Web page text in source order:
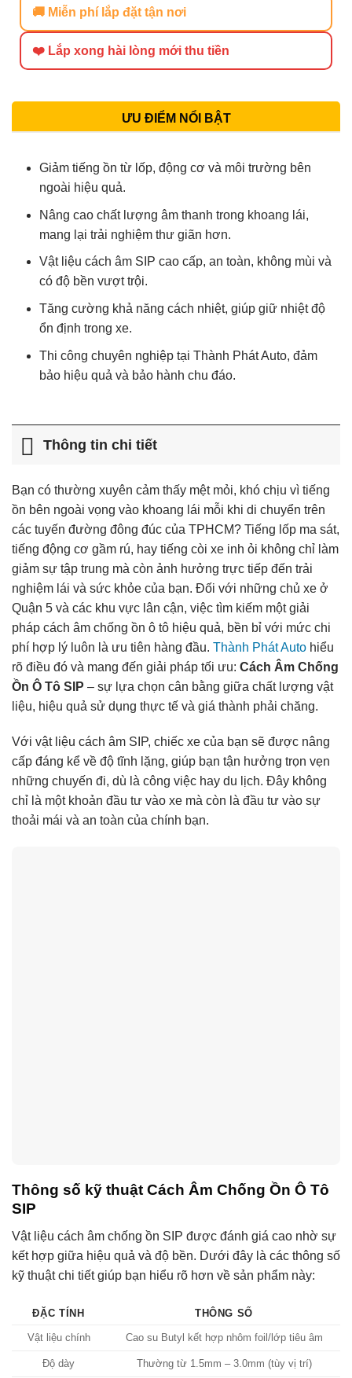
🚚 Miễn phí lắp đặt tận nơi
❤️ Lắp xong hài lòng mới thu tiền
ƯU ĐIỂM NỔI BẬT
Giảm tiếng ồn từ lốp, động cơ và môi trường bên
ngoài hiệu quả.
Nâng cao chất lượng âm thanh trong khoang lái,
mang lại trải nghiệm thư giãn hơn.
Vật liệu cách âm SIP cao cấp, an toàn, không mùi và
có độ bền vượt trội.
Tăng cường khả năng cách nhiệt, giúp giữ nhiệt độ
ổn định trong xe.
Thi công chuyên nghiệp tại Thành Phát Auto, đảm
bảo hiệu quả và bảo hành chu đáo.
Thông tin chi tiết
Bạn có thường xuyên cảm thấy mệt mỏi, khó chịu vì tiếng
ồn bên ngoài vọng vào khoang lái mỗi khi di chuyển trên
các tuyến đường đông đúc của TPHCM? Tiếng lốp ma sát,
tiếng động cơ gầm rú, hay tiếng còi xe inh ỏi không chỉ làm
giảm sự tập trung mà còn ảnh hưởng trực tiếp đến trải
nghiệm lái và sức khỏe của bạn. Đối với những chủ xe ở
Quận 5 và các khu vực lân cận, việc tìm kiếm một giải
pháp cách âm chống ồn ô tô hiệu quả, bền bỉ với mức chi
phí hợp lý luôn là ưu tiên hàng đầu. Thành Phát Auto hiểu
rõ điều đó và mang đến giải pháp tối ưu: Cách Âm Chống
Ồn Ô Tô SIP – sự lựa chọn cân bằng giữa chất lượng vật
liệu, hiệu quả sử dụng thực tế và giá thành phải chăng.
Với vật liệu cách âm SIP, chiếc xe của bạn sẽ được nâng
cấp đáng kể về độ tĩnh lặng, giúp bạn tận hưởng trọn vẹn
những chuyến đi, dù là công việc hay du lịch. Đây không
chỉ là một khoản đầu tư vào xe mà còn là đầu tư vào sự
thoải mái và an toàn của chính bạn.
Thông số kỹ thuật Cách Âm Chống Ồn Ô Tô
SIP
Vật liệu cách âm chống ồn SIP được đánh giá cao nhờ sự
kết hợp giữa hiệu quả và độ bền. Dưới đây là các thông số
kỹ thuật chi tiết giúp bạn hiểu rõ hơn về sản phẩm này:
ĐẶC TÍNH THÔNG SỐ
Vật liệu chính Cao su Butyl kết hợp nhôm foil/lớp tiêu âm
Độ dày Thường từ 1.5mm – 3.0mm (tùy vị trí)